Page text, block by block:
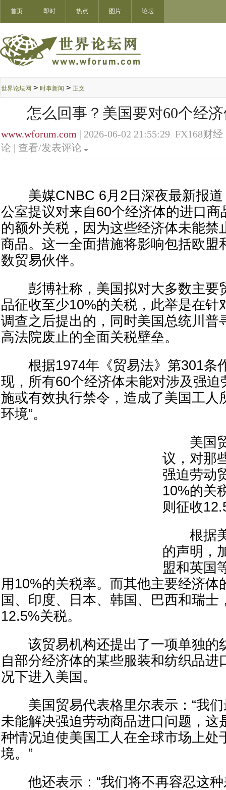
首页 即时 热点 图片 论坛
世界论坛网 > 时事新闻 > 正文
怎么回事？美国要对60个经
www.wforum.com | 2026-06-02 21:55:29 FX168财
论 | 查看/发表评论
美媒CNBC 6月2日深夜最新报道
公室提议对来自60个经济体的进口商
的额外关税，因为这些经济体未能禁
商品。这一全面措施将影响包括欧盟
数贸易伙伴。
彭博社称，美国拟对大多数主要
品征收至少10%的关税，此举是在针
调查之后提出的，同时美国总统川普
高法院废止的全面关税壁垒。
根据1974年《贸易法》第301条
现，所有60个经济体未能对涉及强迫
施或有效执行禁令，造成了美国工人
环境”。
美国贸
议，对那
强迫劳动
10%的关
则征收
根据美
的声明，
盟和英国
用10%的关税率。而其他主要经济体
国、印度、日本、韩国、巴西和瑞士
12.5%关税。
该贸易机构还提出了一项单独的
自部分经济体的某些服装和纺织品进
况下进入美国。
美国贸易代表格里尔表示：“我们
未能解决强迫劳动商品进口问题，这
种情况迫使美国工人在全球市场上处
境。”
他还表示：“我们将不再容忍这种